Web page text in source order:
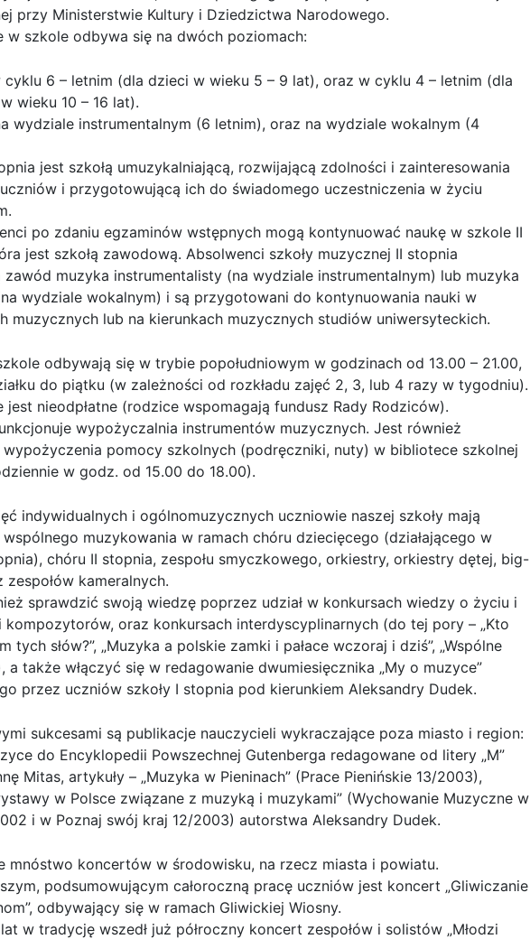
przy Ministerstwie Kultury i Dziedzictwa Narodowego.
w szkole odbywa się na dwóch poziomach:
cyklu 6 – letnim (dla dzieci w wieku 5 – 9 lat), oraz w cyklu 4 – letnim (dla
wieku 10 – 16 lat).
wydziale instrumentalnym (6 letnim), oraz na wydziale wokalnym (4
jest szkołą umuzykalniającą, rozwijającą zdolności i zainteresowania
i przygotowującą ich do świadomego uczestniczenia w życiu
po zdaniu egzaminów wstępnych mogą kontynuować naukę w szkole II
jest szkołą zawodową. Absolwenci szkoły muzycznej II stopnia
zawód muzyka instrumentalisty (na wydziale instrumentalnym) lub muzyka
wydziale wokalnym) i są przygotowani do kontynuowania nauki w
muzycznych lub na kierunkach muzycznych studiów uniwersyteckich.
odbywają się w trybie popołudniowym w godzinach od 13.00 – 21.00,
do piątku (w zależności od rozkładu zajęć 2, 3, lub 4 razy w tygodniu).
jest nieodpłatne (rodzice wspomagają fundusz Rady Rodziców).
wypożyczalnia instrumentów muzycznych. Jest również
pomocy szkolnych (podręczniki, nuty) w bibliotece szkolnej
w godz. od 15.00 do 18.00).
indywidualnych i ogólnomuzycznych uczniowie naszej szkoły mają
muzykowania w ramach chóru dziecięcego (działającego w
chóru II stopnia, zespołu smyczkowego, orkiestry, orkiestry dętej, big-
zespołów kameralnych.
sprawdzić swoją wiedzę poprzez udział w konkursach wiedzy o życiu i
oraz konkursach interdyscyplinarnych (do tej pory – „Kto
tych słów?”, „Muzyka a polskie zamki i pałace wczoraj i dziś”, „Wspólne
a także włączyć się w redagowanie dwumiesięcznika „My o muzyce”
przez uczniów szkoły I stopnia pod kierunkiem Aleksandry Dudek.
sukcesami są publikacje nauczycieli wykraczające poza miasto i region:
do Encyklopedii Powszechnej Gutenberga redagowane od litery „M”
Mitas, artykuły – „Muzyka w Pieninach” (Prace Pienińskie 13/2003),
w Polsce związane z muzyką i muzykami” (Wychowanie Muzyczne w
i w Poznaj swój kraj 12/2003) autorstwa Aleksandry Dudek.
mnóstwo koncertów w środowisku, na rzecz miasta i powiatu.
podsumowującym całoroczną pracę uczniów jest koncert „Gliwiczanie
odbywający się w ramach Gliwickiej Wiosny.
w tradycję wszedł już półroczny koncert zespołów i solistów „Młodzi